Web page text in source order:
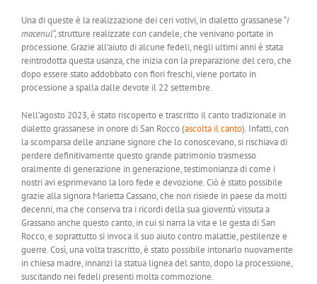
Una di queste è la realizzazione dei ceri votivi, in dialetto grassanese “i
macenul“, strutture realizzate con candele, che venivano portate in
processione. Grazie all’aiuto di alcune fedeli, negli ultimi anni è stata
reintrodotta questa usanza, che inizia con la preparazione del cero, che
dopo essere stato addobbato con fiori freschi, viene portato in
processione a spalla dalle devote il 22 settembre.
Nell’agosto 2023, è stato riscoperto e trascritto il canto tradizionale in
dialetto grassanese in onore di San Rocco (ascolta il canto). Infatti, con
la scomparsa delle anziane signore che lo conoscevano, si rischiava di
perdere definitivamente questo grande patrimonio trasmesso
oralmente di generazione in generazione, testimonianza di come i
nostri avi esprimevano la loro fede e devozione. Ciò è stato possibile
grazie alla signora Marietta Cassano, che non risiede in paese da molti
decenni, ma che conserva tra i ricordi della sua gioventù vissuta a
Grassano anche questo canto, in cui si narra la vita e le gesta di San
Rocco, e soprattutto si invoca il suo aiuto contro malattie, pestilenze e
guerre. Così, una volta trascritto, è stato possibile intonarlo nuovamente
in chiesa madre, innanzi la statua lignea del santo, dopo la processione,
suscitando nei fedeli presenti molta commozione.